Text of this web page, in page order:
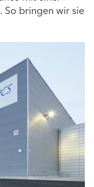
So bringen wir sie